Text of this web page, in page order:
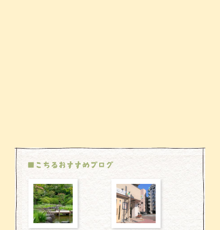
■こちるおすすめブログ